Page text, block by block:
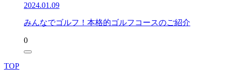
2024.01.09
みんなでゴルフ！本格的ゴルフコースのご紹介
0
TOP